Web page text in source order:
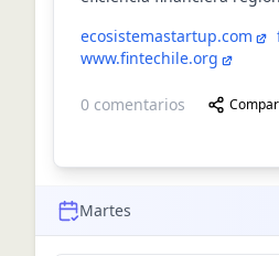
ecosistemastartup.com
www.fintechile.org
0 comentarios
Martes